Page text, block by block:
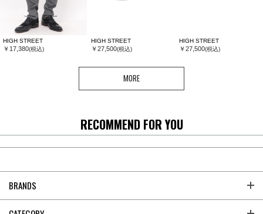
HIGH STREET
￥17,380(税込)
HIGH STREET
￥27,500(税込)
HIGH STREET
￥27,500(税込)
MORE
RECOMMEND FOR YOU
BRANDS